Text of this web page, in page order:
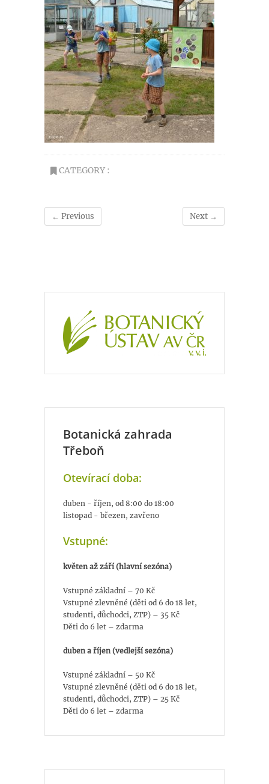
CATEGORY :
← Previous Next →
Botanická zahrada
Třeboň
Otevírací doba:
duben - říjen, od 8:00 do 18:00
listopad - březen, zavřeno
Vstupné:
květen až září (hlavní sezóna)
Vstupné základní – 70 Kč
Vstupné zlevněné (děti od 6 do 18 let,
studenti, důchodci, ZTP) – 35 Kč
Děti do 6 let – zdarma
duben a říjen (vedlejší sezóna)
Vstupné základní – 50 Kč
Vstupné zlevněné (děti od 6 do 18 let,
studenti, důchodci, ZTP) – 25 Kč
Děti do 6 let – zdarma